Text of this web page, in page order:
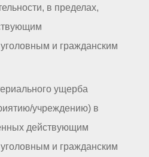
в пределах,
и гражданским
ущерба
учреждению) в
действующим
и гражданским